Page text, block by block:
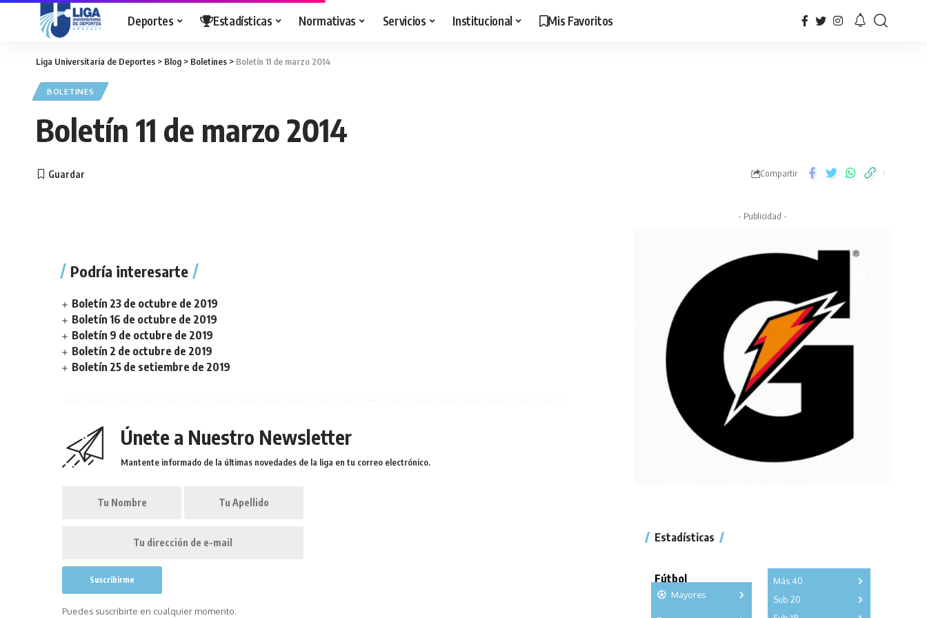
Deportes Estadísticas Normativas Servicios Institucional Mis Favoritos
Liga Universitaria de Deportes > Blog > Boletines > Boletín 11 de marzo 2014
BOLETINES
Boletín 11 de marzo 2014
Compartir
Podría interesarte
Boletín 23 de octubre de 2019
Boletín 16 de octubre de 2019
Boletín 9 de octubre de 2019
Boletín 2 de octubre de 2019
Boletín 25 de setiembre de 2019
Únete a Nuestro Newsletter
Mantente informado de la últimas novedades de la liga en tu correo electrónico.
Puedes suscribirte en cualquier momento.
- Publicidad -
Estadísticas
Fútbol
Mayores
Más 40
Sub 20